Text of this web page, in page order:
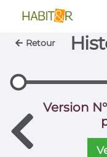
Retour
Version